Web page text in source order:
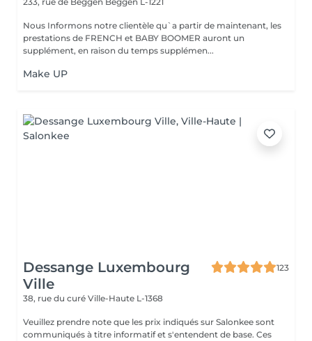
Nous Informons notre clientèle qu`a partir de maintenant, les
prestations de FRENCH et BABY BOOMER auront un
supplément, en raison du temps supplémen...
Make UP
Dessange Luxembourg
Ville
123
38, rue du curé Ville-Haute L-1368
Veuillez prendre note que les prix indiqués sur Salonkee sont
communiqués à titre informatif et s'entendent de base. Ces